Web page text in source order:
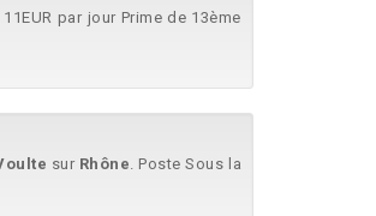
par jour Prime de 13ème
sur Rhône. Poste Sous la